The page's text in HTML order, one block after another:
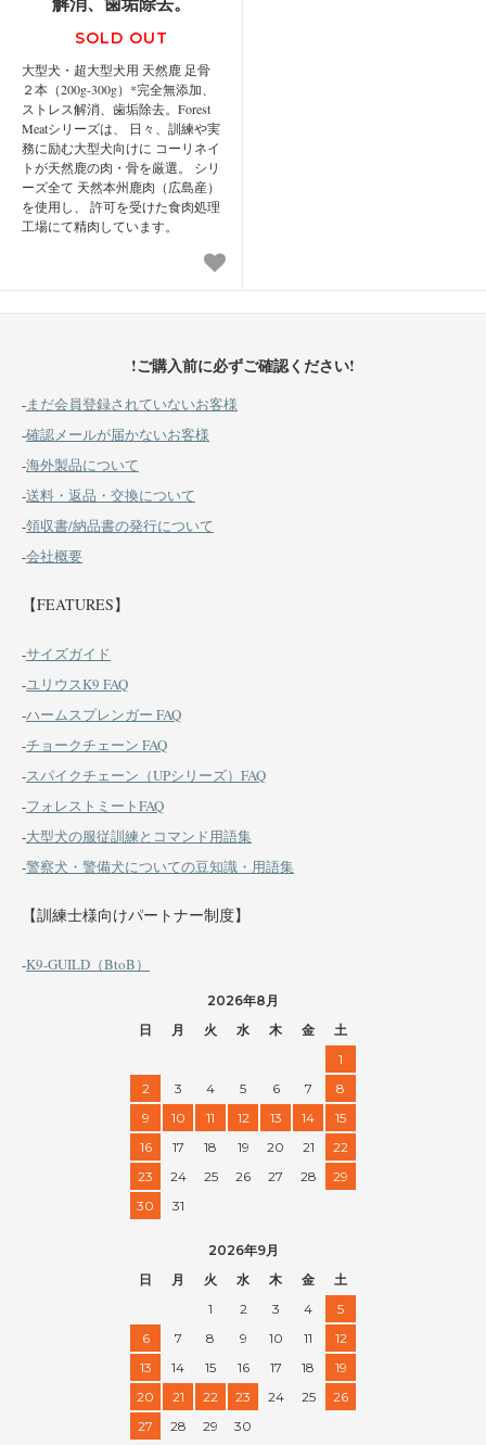
SOLD OUT
大型犬・超大型犬用 天然鹿 足骨
２本（200g-300g）*完全無添加、
ストレス解消、歯垢除去。Forest
Meatシリーズは、 日々、訓練や実
務に励む大型犬向けに コーリネイ
トが天然鹿の肉・骨を厳選。 シリ
ーズ全て 天然本州鹿肉（広島産）
を使用し、 許可を受けた食肉処理
工場にて精肉しています。
!ご購入前に必ずご確認ください!
-まだ会員登録されていないお客様
-確認メールが届かないお客様
-海外製品について
-送料・返品・交換について
-領収書/納品書の発行について
-会社概要
【FEATURES】
-サイズガイド
-ユリウスK9 FAQ
-ハームスプレンガー FAQ
-チョークチェーン FAQ
-スパイクチェーン（UPシリーズ）FAQ
-フォレストミートFAQ
-大型犬の服従訓練とコマンド用語集
-警察犬・警備犬についての豆知識・用語集
【訓練士様向けパートナー制度】
-K9-GUILD（BtoB）
2026年8月
日
月 火 水 木 金
土
1
2
3 4 5 6 7
8
9
10 11 12 13 14
15
16
17 18 19 20 21
22
23
24 25 26 27 28
29
30
31
2026年9月
日
月 火 水 木 金
土
1
2 3 4
5
6
7 8 9 10 11
12
13
14 15 16 17 18
19
20
21 22 23 24 25
26
27
28 29 30